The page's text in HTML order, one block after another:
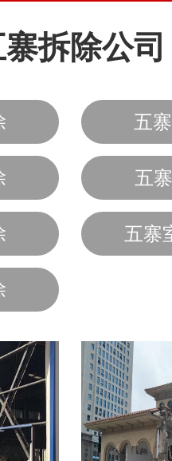
拆除公司
五
五
五寨